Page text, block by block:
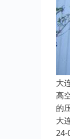
大
高
的
大
24-